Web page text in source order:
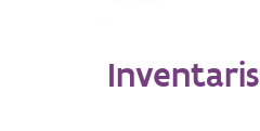
Inventaris